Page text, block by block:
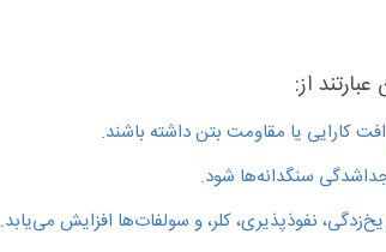
از:
جداشدگی سنگدانه‌ها شود.
نفوذپذیری، کلر، و سولفات‌ها افزایش می‌یابد.